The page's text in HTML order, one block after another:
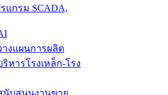
แกรม SCADA,
งแผนการผลิต
หารโรงเหล็ก-โรง
นับสนุนงานขาย